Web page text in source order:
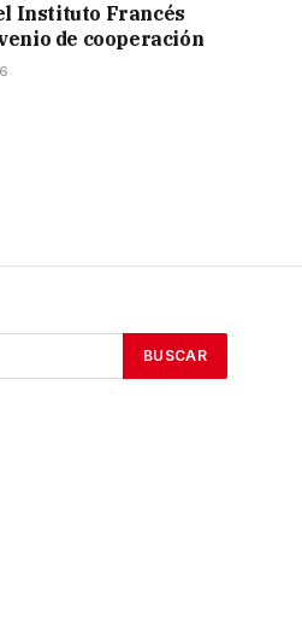
Instituto Francés
de cooperación